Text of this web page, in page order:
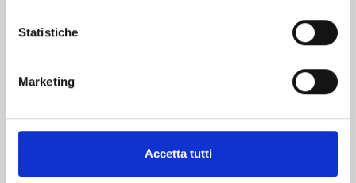
Statistiche
Marketing
Accetta tutti
OTAKU VAMPIRE'S LOVE BITE n. 4
€ 6,50